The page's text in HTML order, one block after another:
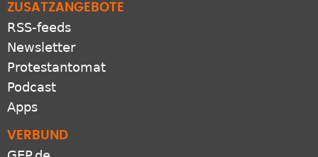
ZUSATZANGEBOTE
RSS-feeds
Newsletter
Protestantomat
Podcast
Apps
VERBUND